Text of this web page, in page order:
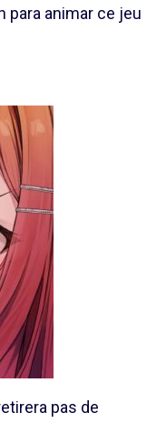
para animar ce jeu
pas de